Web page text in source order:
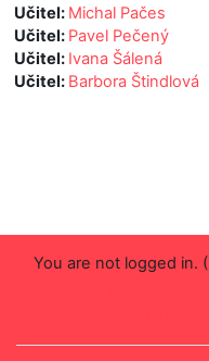
Učitel: Michal Pačes
Učitel: Pavel Pečený
Učitel: Ivana Šálená
Učitel: Barbora Štindlová
You are not logged in. (